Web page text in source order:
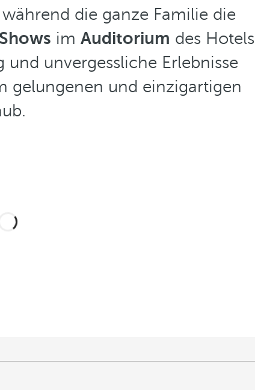
die ganze Familie die
im Auditorium des Hotels
und unvergessliche Erlebnisse
gelungenen und einzigartigen